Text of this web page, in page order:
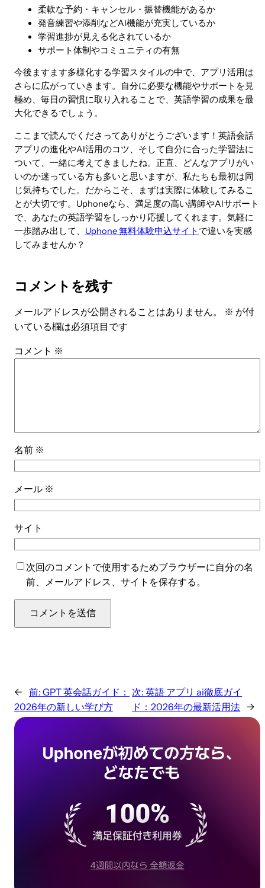
柔軟な予約・キャンセル・振替機能があるか
発音練習や添削などAI機能が充実しているか
学習進捗が見える化されているか
サポート体制やコミュニティの有無
今後ますます多様化する学習スタイルの中で、アプリ活用は
さらに広がっていきます。自分に必要な機能やサポートを見
極め、毎日の習慣に取り入れることで、英語学習の成果を最
大化できるでしょう。
ここまで読んでくださってありがとうございます！英語会話
アプリの進化やAI活用のコツ、そして自分に合った学習法に
ついて、一緒に考えてきましたね。正直、どんなアプリがい
いのか迷っている方も多いと思いますが、私たちも最初は同
じ気持ちでした。だからこそ、まずは実際に体験してみるこ
とが大切です。Uphoneなら、満足度の高い講師やAIサポート
で、あなたの英語学習をしっかり応援してくれます。気軽に
一歩踏み出して、 Uphone 無料体験申込サイト で違いを実感
してみませんか？
コメントを残す
メールアドレスが公開されることはありません。 ※ が付
いている欄は必須項目です
コメント ※
名前 ※
メール ※
サイト
次回のコメントで使用するためブラウザーに自分の名
前、メールアドレス、サイトを保存する。
← 前: GPT 英会話ガイド：
2026年の新しい学び方
次: 英語 アプリ ai徹底ガイ
ド：2026年の最新活用法 →